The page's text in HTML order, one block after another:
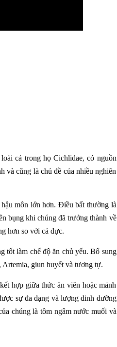
cá trong họ Cichlidae, có nguồn
và cũng là chủ đề của nhiều nghiên
môn lớn hơn. Điều bất thường là
bụng khi chúng đã trưởng thành về
hơn so với cá đực.
tốt làm chế độ ăn chủ yếu. Bổ sung
giun huyết và tương tự.
hợp giữa thức ăn viên hoặc mảnh
sự đa dạng và lượng dinh dưỡng
chúng là tôm ngâm nước muối và